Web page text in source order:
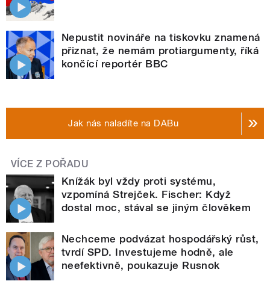
Nepustit novináře na tiskovku znamená
přiznat, že nemám protiargumenty, říká
končící reportér BBC
Jak nás naladíte na DABu
VÍCE Z POŘADU
Knížák byl vždy proti systému,
vzpomíná Strejček. Fischer: Když
dostal moc, stával se jiným člověkem
Nechceme podvázat hospodářský růst,
tvrdí SPD. Investujeme hodně, ale
neefektivně, poukazuje Rusnok